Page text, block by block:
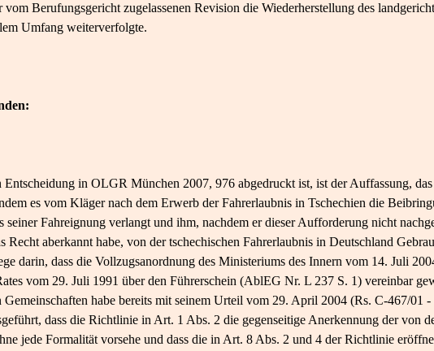
vom Berufungsgericht zugelassenen Revision die Wiederherstellung des
Umfang weiterverfolgte.
Entscheidung in OLGR München 2007, 976 abgedruckt ist, ist der Auffassung,
es vom Kläger nach dem Erwerb der Fahrerlaubnis in Tschechien die
Fahreignung verlangt und ihm, nachdem er dieser Aufforderung nicht
Recht aberkannt habe, von der tschechischen Fahrerlaubnis in Deutschland
darin, dass die Vollzugsanordnung des Ministeriums des Innern vom 14. Juli
vom 29. Juli 1991 über den Führerschein (AblEG Nr. L 237 S. 1) vereinbar
Gemeinschaften habe bereits mit seinem Urteil vom 29. April 2004 (Rs. C-467/01
dass die Richtlinie in Art. 1 Abs. 2 die gegenseitige Anerkennung der von
jede Formalität vorsehe und dass die in Art. 8 Abs. 2 und 4 der Richtlinie